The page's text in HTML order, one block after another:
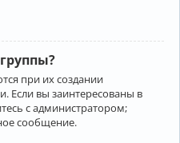
при их создании
Если вы заинтересованы в
с администратором;
сообщение.